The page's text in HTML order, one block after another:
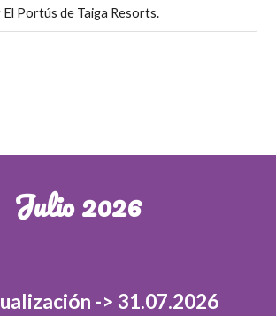
El Portús de Taiga Resorts.
Julio 2026
-> 31.07.2026